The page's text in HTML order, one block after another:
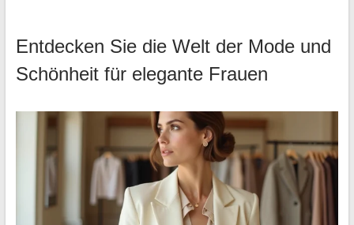
Entdecken Sie die Welt der Mode und
Schönheit für elegante Frauen